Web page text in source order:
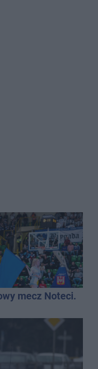
mecz Noteci.